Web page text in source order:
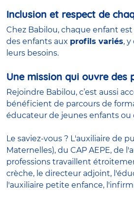
Inclusion et respect de
Chez Babilou, chaque enfant
des enfants aux profils variés,
leurs besoins.
Une mission qui ouvre des
Rejoindre Babilou, c’est aussi
bénéficient de parcours de
éducateur de jeunes enfants ou
Le saviez-vous ? L'auxiliaire de
Maternelles), du CAP AEPE, de
professions travaillent
crèche, le directeur adjoint,
l'auxiliaire petite enfance,